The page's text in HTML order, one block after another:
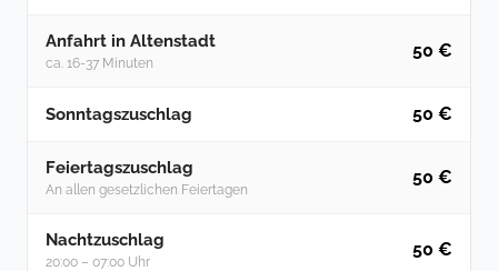
Anfahrt in Altenstadt
ca. 16-37 Minuten
50 €
Sonntagszuschlag 50 €
Feiertagszuschlag
An allen gesetzlichen Feiertagen
50 €
Nachtzuschlag
20:00 – 07:00 Uhr
50 €